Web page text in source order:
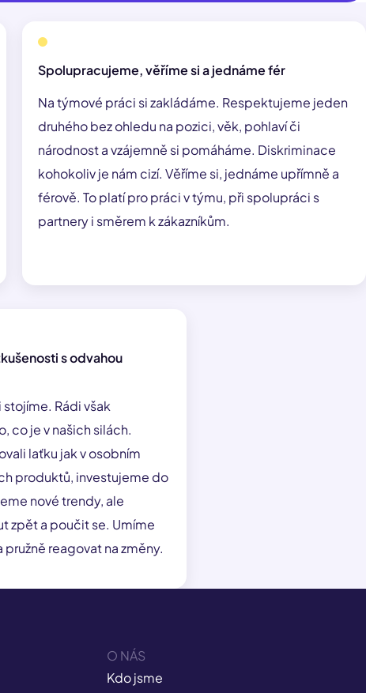
Spolupracujeme, věříme si a jednáme fér
Na týmové práci si zakládáme. Respektujeme jeden
druhého bez ohledu na pozici, věk, pohlaví či
národnost a vzájemně si pomáháme. Diskriminace
kohokoliv je nám cizí. Věříme si, jednáme upřímně a
férově. To platí pro práci v týmu, při spolupráci s
partnery i směrem k zákazníkům.
s odvahou
Rádi však
co je v našich silách.
laťku jak v osobním
produktů, investujeme do
nové trendy, ale
zpět a poučit se. Umíme
reagovat na změny.
O NÁS
Kdo jsme